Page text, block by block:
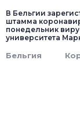
В Бельгии
штамма
понедельник
университета
Бельгия